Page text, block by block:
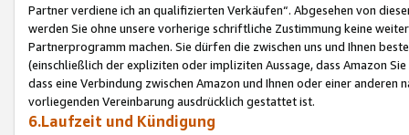
Partner verdiene ich an qualifizierten Verkäufen“. Abgesehen von
werden Sie ohne unsere vorherige schriftliche Zustimmung keine
Partnerprogramm machen. Sie dürfen die zwischen uns und Ihnen
(einschließlich der expliziten oder impliziten Aussage, dass Amazon
dass eine Verbindung zwischen Amazon und Ihnen oder einer
vorliegenden Vereinbarung ausdrücklich gestattet ist.
6.Laufzeit und Kündigung